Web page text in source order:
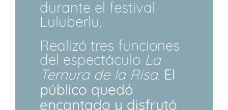
durante el festival
Luluberlu.
Realizó tres funciones
del espectáculo La
Ternura de la Risa. El
público quedó
encantado y disfrutó